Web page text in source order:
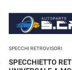
SPECCHI RETROVISORI
SPECCHIETTO